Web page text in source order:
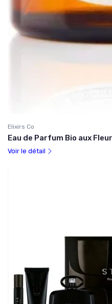
Elixirs Co
Eau de Parfum Bio aux
Voir le détail